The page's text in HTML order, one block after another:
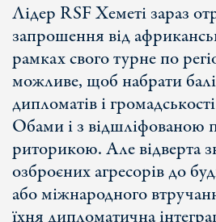
Лідер RSF Хеметі зараз
запрошення від
рамках свого турне по
можливе, щоб набрати
дипломатів і
Обами і з відшліфованою
риторикою. Але відверта
озброєних агресорів до
або міжнародного